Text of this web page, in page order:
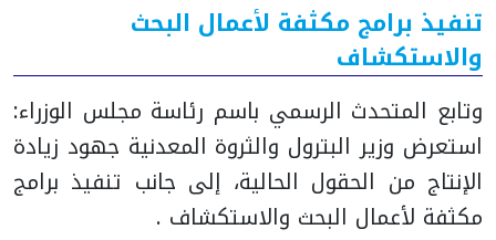
تنفيذ برامج مكثفة لأعمال البحث
والاستكشاف
وتابع المتحدث الرسمي باسم رئاسة مجلس الوزراء:
استعرض وزير البترول والثروة المعدنية جهود زيادة
الإنتاج من الحقول الحالية، إلى جانب تنفيذ برامج
مكثفة لأعمال البحث والاستكشاف .